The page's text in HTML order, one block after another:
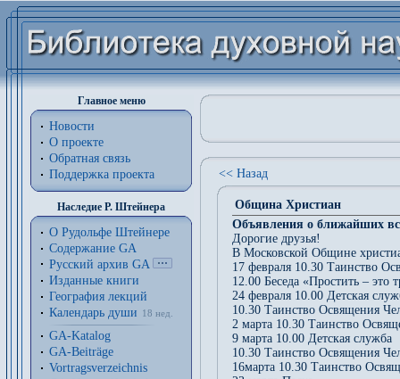
Главное меню
Новости
О проекте
Обратная связь
Поддержка проекта
Наследие Р. Штейнера
О Рудольфе Штейнере
Содержание GA
Русский архив GA
Изданные книги
География лекций
Календарь души
18 нед.
GA-Katalog
GA-Beiträge
Vortragsverzeichnis
<< Назад
Община Христиан
Объявления о ближайших
Дорогие друзья!
В Московской Общине
17 февраля 10.30 Таинство
12.00 Беседа «Простить – это
24 февраля 10.00 Детская
10.30 Таинство Освящения
2 марта 10.30 Таинство
9 марта 10.00 Детская служба
10.30 Таинство Освящения
16марта 10.30 Таинство